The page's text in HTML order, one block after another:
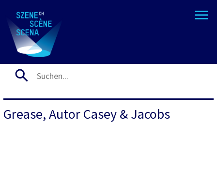
Grease, Autor Casey & Jacobs